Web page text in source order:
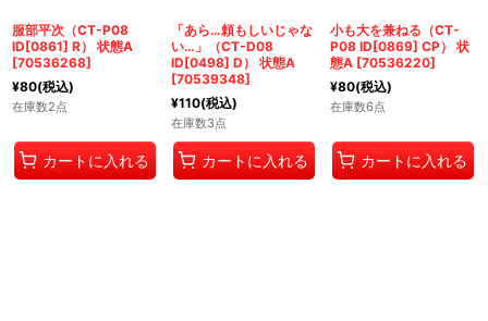
服部平次（CT-P08
ID[0861] R） 状態A
[70536268]
¥80(税込)
在庫数2点
カートに入れる
「あら…頼もしいじゃな
い…」（CT-D08
ID[0498] D） 状態A
[70539348]
¥110(税込)
在庫数3点
カートに入れる
小も大を兼ねる（CT-
P08 ID[0869] CP） 状
態A [70536220]
¥80(税込)
在庫数6点
カートに入れる